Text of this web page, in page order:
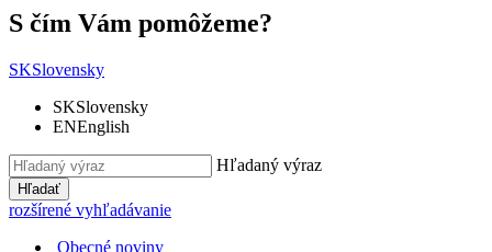
S čím Vám pomôžeme?
SKSlovensky
SKSlovensky
ENEnglish
Hľadaný výraz
Hľadať
rozšírené vyhľadávanie
Obecné noviny